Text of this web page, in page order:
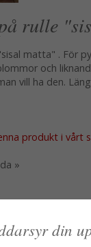
rulle
matta" . För
och
vill ha den.
produkt i vårt
»
din